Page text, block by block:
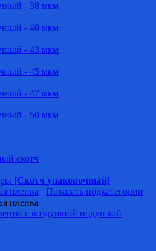
- 38 мкм
- 40 мкм
- 43 мкм
- 45 мкм
- 47 мкм
- 50 мкм
скотч
[Скотч упаковочный]
пленка
Показать подкатегории
пленка
с воздушной подушкой